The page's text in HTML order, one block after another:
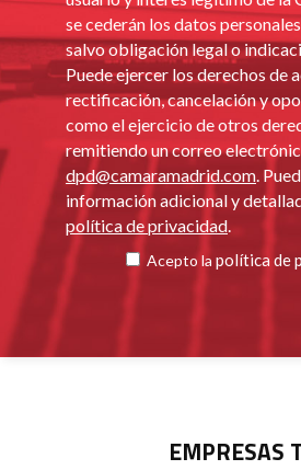
se cederán los datos
salvo obligación legal o
Puede ejercer los derechos de
rectificación, cancelación y
como el ejercicio de otros
remitiendo un correo
dpd@camaramadrid.com .
información adicional y
política de privacidad
Acepto la política de
EMPRESAS